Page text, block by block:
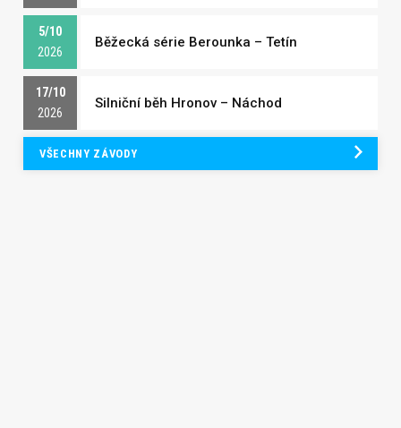
5/10
2026
Běžecká série Berounka – Tetín
17/10
2026
Silniční běh Hronov – Náchod
VŠECHNY ZÁVODY